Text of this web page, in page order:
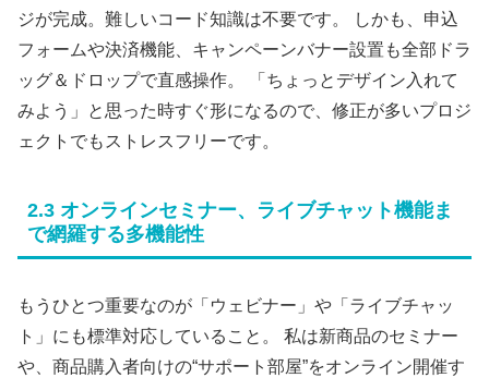
ジが完成。難しいコード知識は不要です。 しかも、申込
フォームや決済機能、キャンペーンバナー設置も全部ドラ
ッグ＆ドロップで直感操作。 「ちょっとデザイン入れて
みよう」と思った時すぐ形になるので、修正が多いプロジ
ェクトでもストレスフリーです。
2.3 オンラインセミナー、ライブチャット機能ま
で網羅する多機能性
もうひとつ重要なのが「ウェビナー」や「ライブチャッ
ト」にも標準対応していること。 私は新商品のセミナー
や、商品購入者向けの“サポート部屋”をオンライン開催す